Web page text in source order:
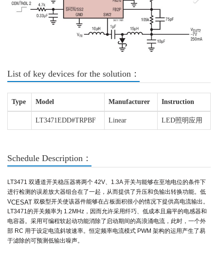
List of key devices for the solution：
Type Model Manufacturer Instruction
LT3471EDD#TRPBF Linear LED照明应用
Schedule Description：
LT3471 双通道开关稳压器将两个 42V、1.3A 开关与能够在至地电位的条件下
进行检测的误差放大器组合在了一起，从而提供了升压和负输出转换功能。低
VCESAT 双极型开关使该器件能够在占板面积很小的情况下提供高电流输出。
LT3471的开关频率为 1.2MHz，因而允许采用纤巧、低成本且扁平的电感器和
电容器。采用可编程软起动功能消除了启动期间的高浪涌电流，此时，一个外
部 RC 用于设定电流斜坡速率。恒定频率电流模式 PWM 架构的运用产生了易
于滤除的可预测低输出噪声。